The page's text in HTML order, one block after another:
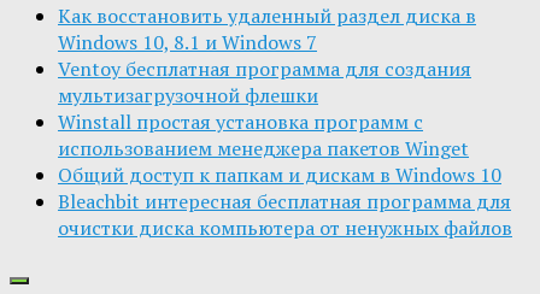
Как восстановить удаленный раздел диска в
Windows 10, 8.1 и Windows 7
Ventoy бесплатная программа для создания
мультизагрузочной флешки
Winstall простая установка программ с
использованием менеджера пакетов Winget
Общий доступ к папкам и дискам в Windows 10
Bleachbit интересная бесплатная программа для
очистки диска компьютера от ненужных файлов